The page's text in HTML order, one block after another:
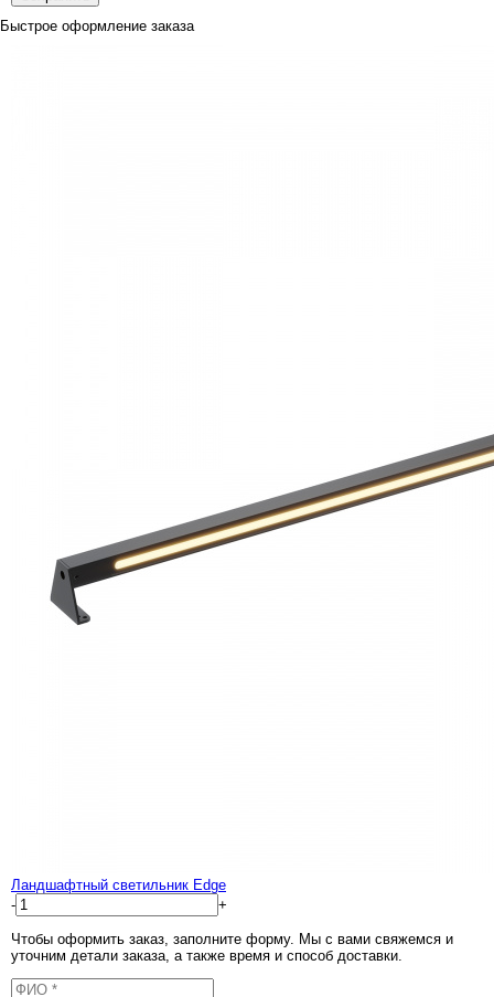
Быстрое оформление заказа
Ландшафтный светильник Edge
-
+
Чтобы оформить заказ, заполните форму. Мы с вами свяжемся и
уточним детали заказа, а также время и способ доставки.